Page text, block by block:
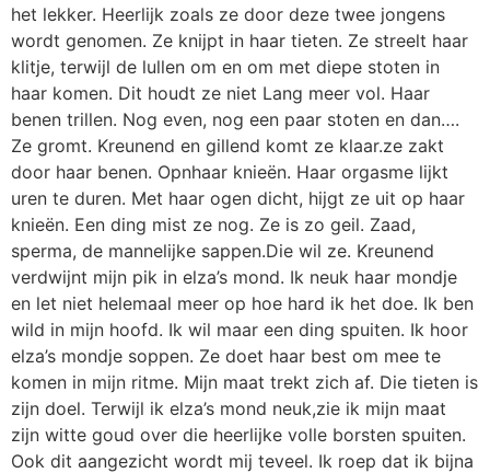
het lekker. Heerlijk zoals ze door deze twee jongens
wordt genomen. Ze knijpt in haar tieten. Ze streelt haar
klitje, terwijl de lullen om en om met diepe stoten in
haar komen. Dit houdt ze niet Lang meer vol. Haar
benen trillen. Nog even, nog een paar stoten en dan….
Ze gromt. Kreunend en gillend komt ze klaar.ze zakt
door haar benen. Opnhaar knieën. Haar orgasme lijkt
uren te duren. Met haar ogen dicht, hijgt ze uit op haar
knieën. Een ding mist ze nog. Ze is zo geil. Zaad,
sperma, de mannelijke sappen.Die wil ze. Kreunend
verdwijnt mijn pik in elza’s mond. Ik neuk haar mondje
en let niet helemaal meer op hoe hard ik het doe. Ik ben
wild in mijn hoofd. Ik wil maar een ding spuiten. Ik hoor
elza’s mondje soppen. Ze doet haar best om mee te
komen in mijn ritme. Mijn maat trekt zich af. Die tieten is
zijn doel. Terwijl ik elza’s mond neuk,zie ik mijn maat
zijn witte goud over die heerlijke volle borsten spuiten.
Ook dit aangezicht wordt mij teveel. Ik roep dat ik bijna